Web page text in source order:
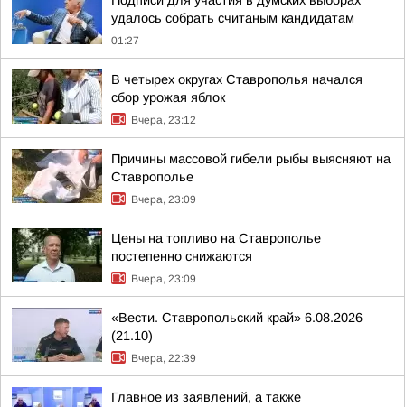
удалось собрать считаным кандидатам
01:27
В четырех округах Ставрополья начался
сбор урожая яблок
Вчера, 23:12
Причины массовой гибели рыбы выясняют на
Ставрополье
Вчера, 23:09
Цены на топливо на Ставрополье
постепенно снижаются
Вчера, 23:09
«Вести. Ставропольский край» 6.08.2026
(21.10)
Вчера, 22:39
Главное из заявлений, а также